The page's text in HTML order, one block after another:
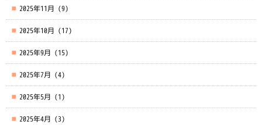
2025年11月 (9)
2025年10月 (17)
2025年9月 (15)
2025年7月 (4)
2025年5月 (1)
2025年4月 (3)